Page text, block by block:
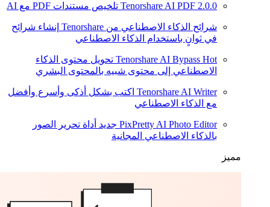
Tenorshare AI PDF 2.0.0 تلخيص مستندات PDF مع AI
شرائح الذكاء الاصطناعي من Tenorshare
إنشاء شرائح
في ثوانٍ باستخدام الذكاء الاصطناعي
Tenorshare AI Bypass Hot
تحويل محتوى الذكاء
الاصطناعي إلى محتوى شبيه بالمحتوى البشري
Tenorshare AI Writer اكتب بشكل أذكى وأسرع وأفضل
مع الذكاء الاصطناعي
PixPretty AI Photo Editor جديد أداة تحرير الصور
بالذكاء الاصطناعي المجانية
مميز